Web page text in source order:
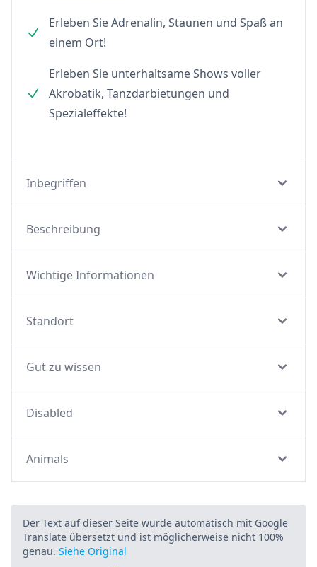
Erleben Sie Adrenalin, Staunen und Spaß an
einem Ort!
Erleben Sie unterhaltsame Shows voller
Akrobatik, Tanzdarbietungen und
Spezialeffekte!
Inbegriffen
Beschreibung
Wichtige Informationen
Standort
Gut zu wissen
Disabled
Animals
Der Text auf dieser Seite wurde automatisch mit Google
Translate übersetzt und ist möglicherweise nicht 100%
genau. Siehe Original